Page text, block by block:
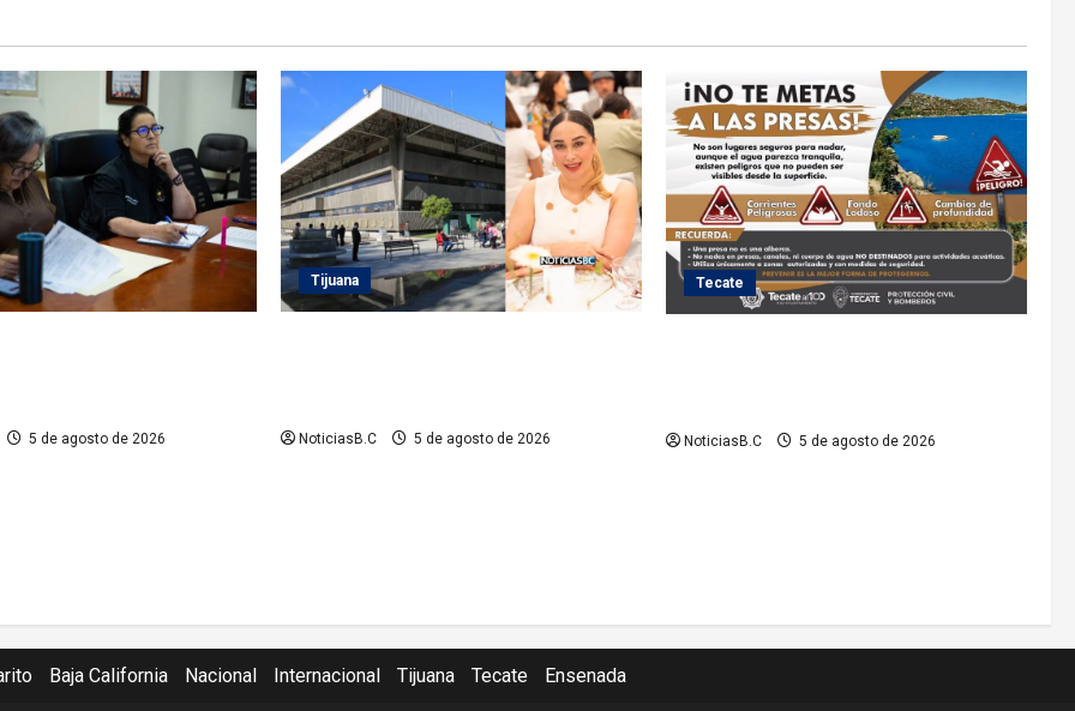
5 de agosto de 2026
Tijuana
NoticiasB.C 5 de agosto de 2026
Tecate
NoticiasB.C 5 de agosto de 2026
Baja California Nacional Internacional Tijuana Tecate Ensenada